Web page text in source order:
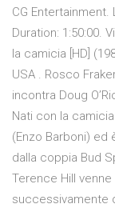
CG Entertainment.
Duration: 1:50:00.
la camicia [HD]
USA . Rosco
incontra Doug
Nati con la
(Enzo Barboni)
dalla coppia Bud
Terence Hill
successivamente